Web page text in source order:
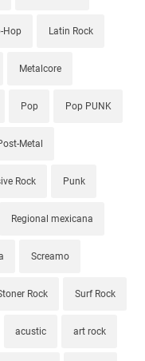
Hop Latin Rock
Metalcore
Pop Pop PUNK
Metal
Rock Punk
Regional mexicana
Screamo
Rock Surf Rock
acustic art rock